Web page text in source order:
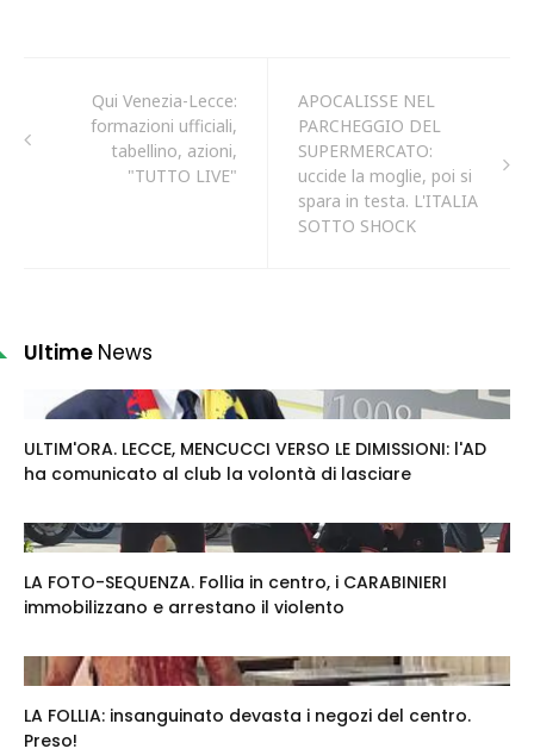
Qui Venezia-Lecce:
formazioni ufficiali,
tabellino, azioni,
"TUTTO LIVE"
APOCALISSE NEL
PARCHEGGIO DEL
SUPERMERCATO:
uccide la moglie, poi si
spara in testa. L'ITALIA
SOTTO SHOCK
Ultime News
ULTIM'ORA. LECCE, MENCUCCI VERSO LE DIMISSIONI: l'AD
ha comunicato al club la volontà di lasciare
LA FOTO-SEQUENZA. Follia in centro, i CARABINIERI
immobilizzano e arrestano il violento
LA FOLLIA: insanguinato devasta i negozi del centro.
Preso!